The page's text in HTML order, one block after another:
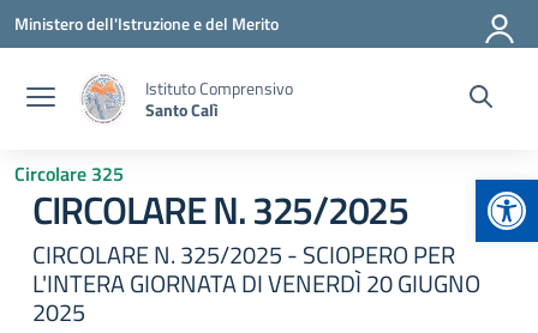
Vai ai contenuti
Vai al menu di navigazione
Vai al footer
Ministero dell'Istruzione e del Merito
Istituto Comprensivo
Santo Calì
Circolare 325
CIRCOLARE N. 325/2025
CIRCOLARE N. 325/2025 - SCIOPERO PER
L'INTERA GIORNATA DI VENERDÌ 20 GIUGNO
2025